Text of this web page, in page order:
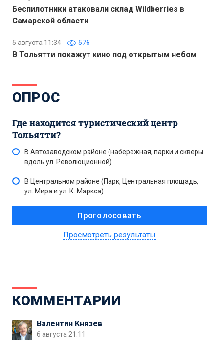
Беспилотники атаковали склад Wildberries в
Самарской области
5 августа 11:34 576
В Тольятти покажут кино под открытым небом
ОПРОС
Где находится туристический центр
Тольятти?
В Автозаводском районе (набережная, парки и скверы
вдоль ул. Революционной)
В Центральном районе (Парк, Центральная площадь,
ул. Мира и ул. К. Маркса)
Просмотреть результаты
КОММЕНТАРИИ
Валентин Князев
6 августа 21:11